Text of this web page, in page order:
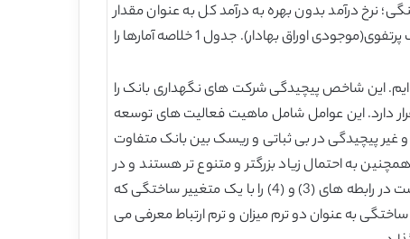
نرخ درآمد بدون بهره به درآمد کل به عنوان مقدار
تنوع، نرخ مخارج بدون بهره به درآمد کل به عنوان مقدار هزینه ها؛ نرخ وام های بدون عملکرد به کل وام ها به عنوان مقدار ریسک پرتفوی(موجودی اوراق بهادار). جدول 1 خلاصه آمارها را
این شاخص پیچیدگی شرکت های نگهداری بانک را
دارد. این عوامل شامل ماهیت فعالیت های توسعه
غیر پیچیدگی در بی ثباتی و ریسک بین بانک متفاوت
به احتمال زیاد بزرگتر و متنوع تر هستند و در
معرض شوک های کمتری هستند. در نتیجه، ممکن است که چنین بانک هایی در معرض ریسک کمتری باشند. بنابراین، ما بازگشت در رابطه های (3) و (4) را با یک متغییر ساختگی که
به عنوان دو ترم میزان و ترم ارتباط معرفی می